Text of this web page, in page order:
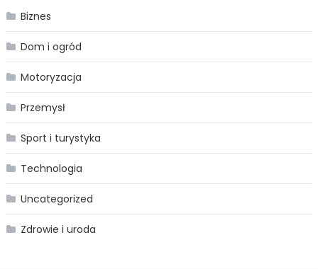
Biznes
Dom i ogród
Motoryzacja
Przemysł
Sport i turystyka
Technologia
Uncategorized
Zdrowie i uroda